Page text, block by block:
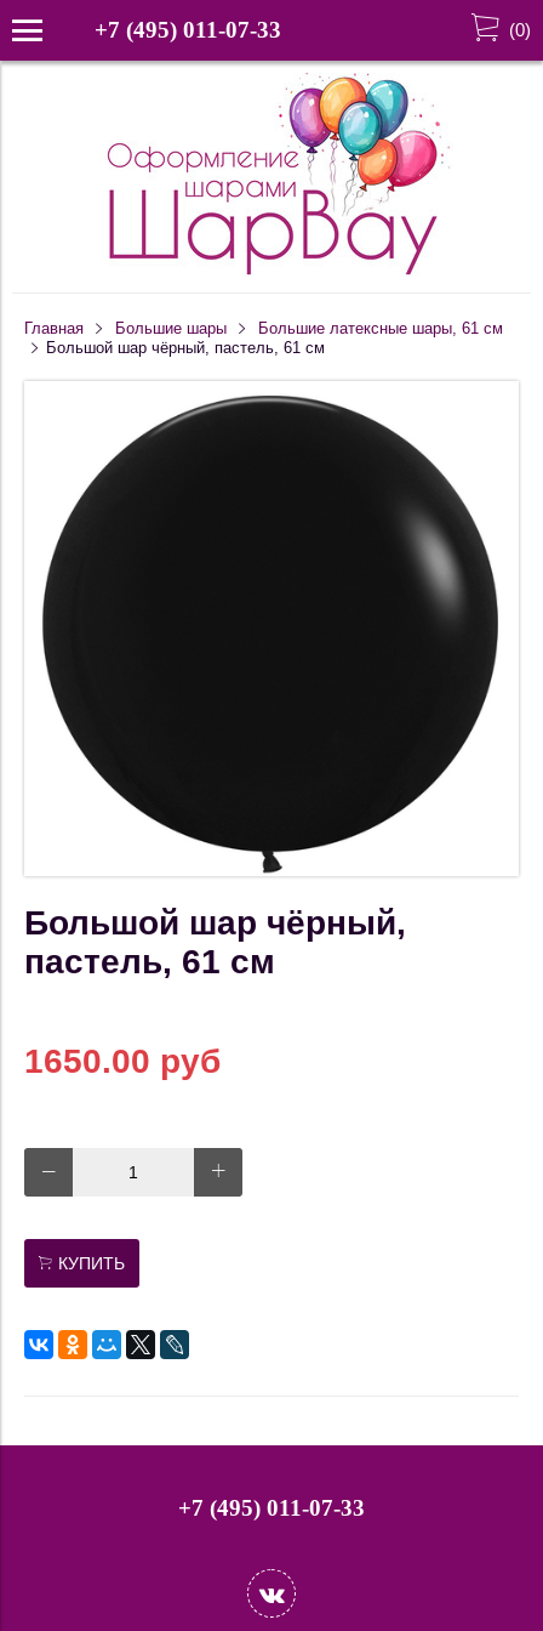
+7 (495) 011-07-33 (0)
Главная Большие шары
Большие латексные шары, 61 см
Большой шар чёрный, пастель, 61 см
Большой шар чёрный,
пастель, 61 см
1650.00 руб
КУПИТЬ
+7 (495) 011-07-33